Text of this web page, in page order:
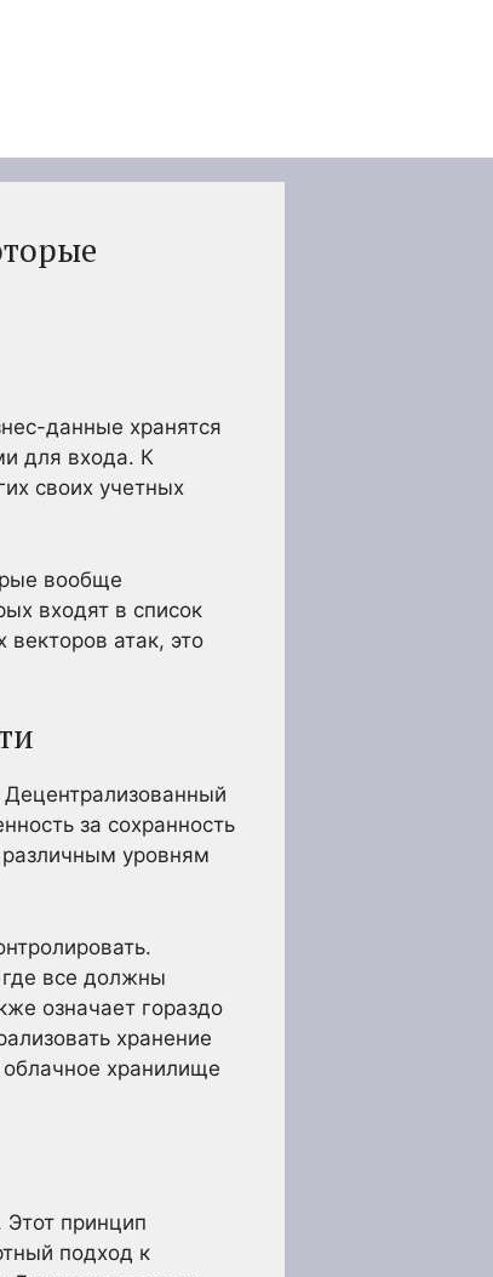
данные хранятся
для входа. К
своих учетных
вообще
входят в список
атак, это
за сохранность
уровням
все должны
означает гораздо
хранение
хранилище
принцип
подход к